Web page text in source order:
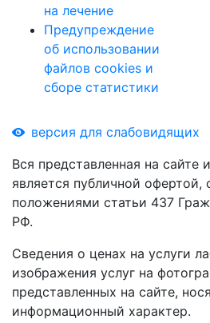
на лечение
Предупреждение
об использовании
файлов cookies и
сборе статистики
версия для слабовидящих
Вся представленная на сайте
является публичной офертой,
положениями статьи 437
РФ.
Сведения о ценах на услуги
изображения услуг на
представленных на сайте,
информационный характер.